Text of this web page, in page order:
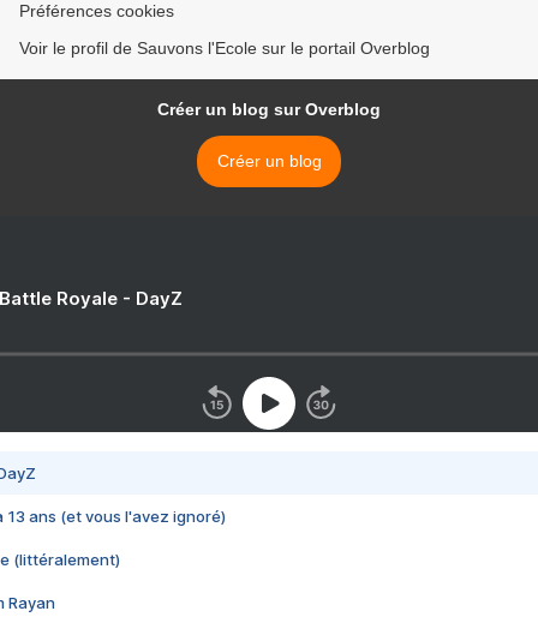
Préférences cookies
Voir le profil de Sauvons l'Ecole sur le portail Overblog
Créer un blog sur Overblog
Créer un blog
Royale - DayZ
13 ans (et vous l'avez ignoré)
(littéralement)
Rayan